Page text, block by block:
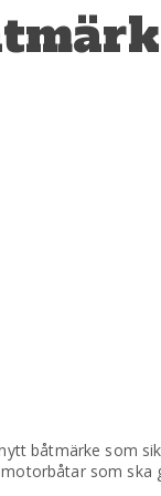
båtmärke som
som ska